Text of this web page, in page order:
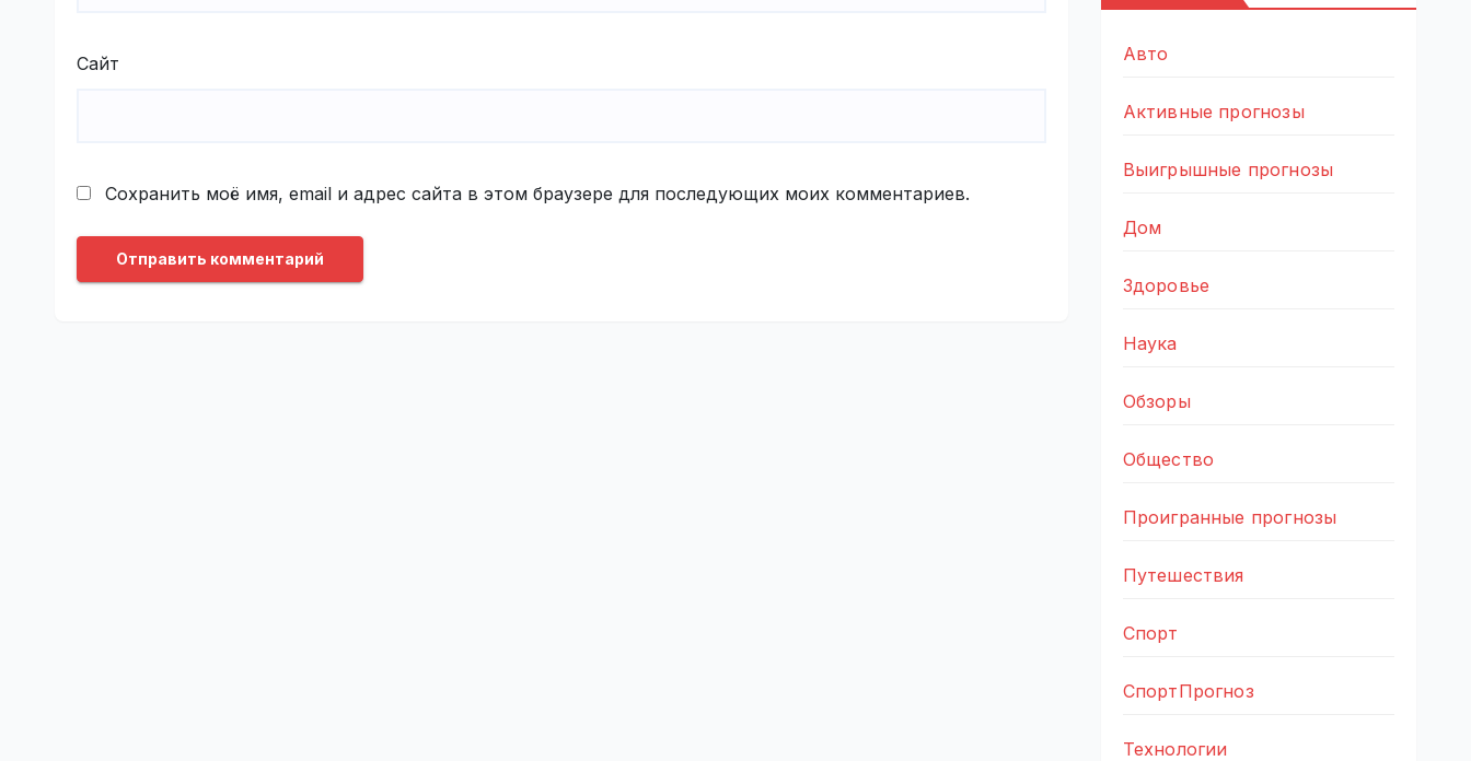
Сайт
Сохранить моё имя, email и адрес сайта в этом браузере для последующих моих комментариев.
Авто
Активные прогнозы
Выигрышные прогнозы
Дом
Здоровье
Наука
Обзоры
Общество
Проигранные прогнозы
Путешествия
Спорт
СпортПрогноз
Технологии